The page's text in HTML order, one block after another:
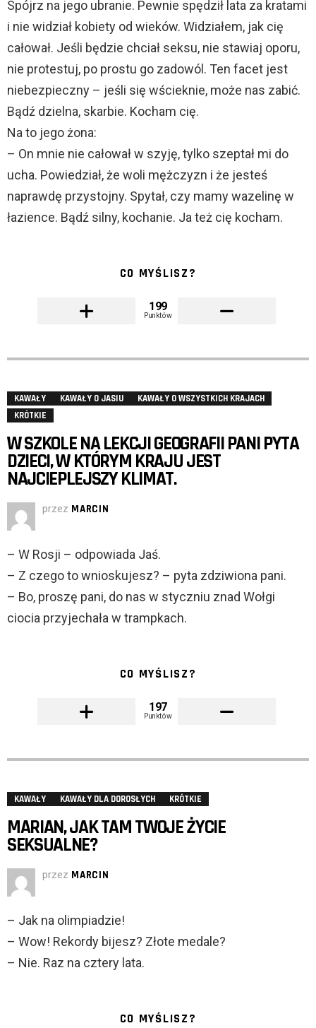
Spójrz na jego ubranie. Pewnie spędził lata za kratami
i nie widział kobiety od wieków. Widziałem, jak cię
całował. Jeśli będzie chciał seksu, nie stawiaj oporu,
nie protestuj, po prostu go zadowól. Ten facet jest
niebezpieczny – jeśli się wścieknie, może nas zabić.
Bądź dzielna, skarbie. Kocham cię.
Na to jego żona:
– On mnie nie całował w szyję, tylko szeptał mi do
ucha. Powiedział, że woli mężczyzn i że jesteś
naprawdę przystojny. Spytał, czy mamy wazelinę w
łazience. Bądź silny, kochanie. Ja też cię kocham.
CO MYŚLISZ?
199
Punktów
KAWAŁY KAWAŁY O JASIU
KAWAŁY O WSZYSTKICH KRAJACH
KRÓTKIE
W SZKOLE NA LEKCJI GEOGRAFII PANI PYTA
DZIECI, W KTÓRYM KRAJU JEST
NAJCIEPLEJSZY KLIMAT.
przez MARCIN
– W Rosji – odpowiada Jaś.
– Z czego to wnioskujesz? – pyta zdziwiona pani.
– Bo, proszę pani, do nas w styczniu znad Wołgi
ciocia przyjechała w trampkach.
CO MYŚLISZ?
197
Punktów
KAWAŁY KAWAŁY DLA DOROSŁYCH KRÓTKIE
MARIAN, JAK TAM TWOJE ŻYCIE
SEKSUALNE?
przez MARCIN
– Jak na olimpiadzie!
– Wow! Rekordy bijesz? Złote medale?
– Nie. Raz na cztery lata.
CO MYŚLISZ?